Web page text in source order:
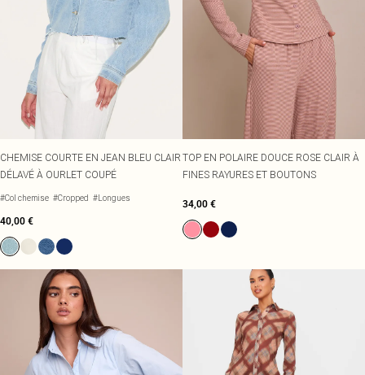
CHEMISE COURTE EN JEAN BLEU CLAIR
DÉLAVÉ À OURLET COUPÉ
#Col chemise #Cropped #Longues
40,00 €
TOP EN POLAIRE DOUCE ROSE CLAIR À
FINES RAYURES ET BOUTONS
34,00 €